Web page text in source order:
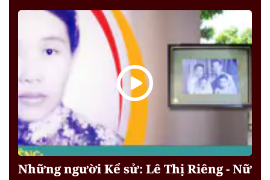
Những người Kể sử: Lê Thị Riêng - Nữ